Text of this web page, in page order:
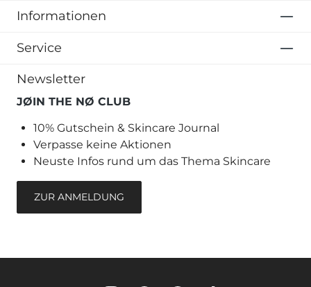
Informationen
Service
Newsletter
JØIN THE NØ CLUB
10% Gutschein & Skincare Journal
Verpasse keine Aktionen
Neuste Infos rund um das Thema Skincare
ZUR ANMELDUNG